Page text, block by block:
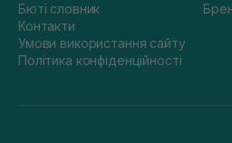
Бюті словник
Контакти
Умови використання сайту
Політика конфіденційності